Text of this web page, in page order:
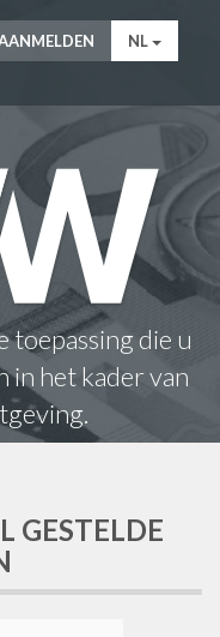
NL
toepassing die u
het kader van
GESTELDE